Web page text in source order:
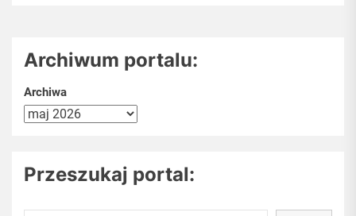
Archiwum portalu:
Archiwa
Przeszukaj portal: